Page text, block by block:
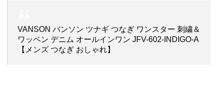
VANSON バンソン ツナギ つなぎ ワンスター 刺繍＆
ワッペン デニム オールインワン JFV-602-INDIGO-A
【メンズ つなぎ おしゃれ】